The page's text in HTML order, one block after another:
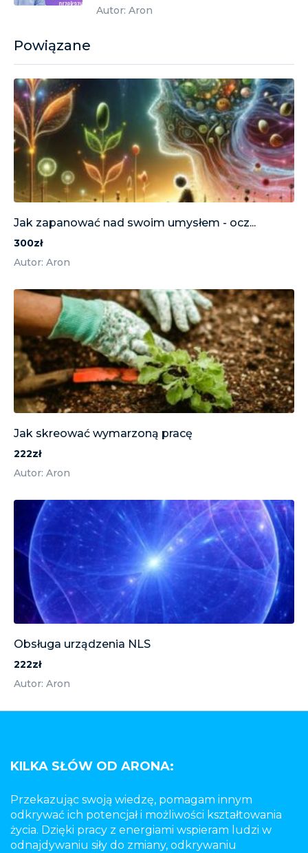
Powiązane
Jak zapanować nad swoim umysłem - ocz...
300zł
Autor: Aron
Jak skreować wymarzoną pracę
222zł
Autor: Aron
Obsługa urządzenia NLS
222zł
Autor: Aron
Autor: Aron
KILKA SŁÓW OD ARONA:
Przekazując swoją wiedzę, pomagam innym
odkrywać ich potencjał i możliwości kształtowania
życia. Dzięki pracy z energiami wspieram ludzi w
odnajdywaniu siły do zmiany, odkrywaniu